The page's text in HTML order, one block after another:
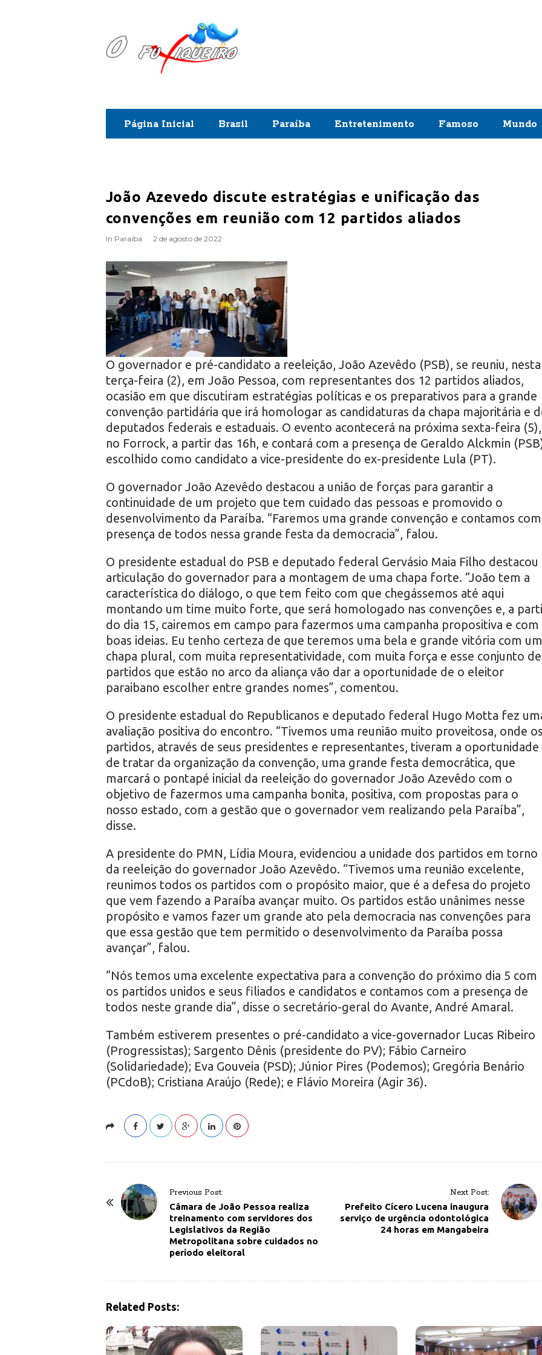
F
x
i
u
e
i
r
o
Página Inicial Brasil Paraíba Entretenimento Famoso Mundo
João Azevedo discute estratégias e unificação das
convenções em reunião com 12 partidos aliados
In Paraíba 2 de agosto de 2022
O governador e pré-candidato a reeleição, João Azevêdo (PSB), se reuniu, nesta
terça-feira (2), em João Pessoa, com representantes dos 12 partidos aliados,
ocasião em que discutiram estratégias políticas e os preparativos para a grande
convenção partidária que irá homologar as candidaturas da chapa majoritária e
deputados federais e estaduais. O evento acontecerá na próxima sexta-feira (5),
no Forrock, a partir das 16h, e contará com a presença de Geraldo Alckmin
escolhido como candidato a vice-presidente do ex-presidente Lula (PT).
O governador João Azevêdo destacou a união de forças para garantir a
continuidade de um projeto que tem cuidado das pessoas e promovido o
desenvolvimento da Paraíba. “Faremos uma grande convenção e contamos
presença de todos nessa grande festa da democracia”, falou.
O presidente estadual do PSB e deputado federal Gervásio Maia Filho destacou
articulação do governador para a montagem de uma chapa forte. “João tem a
característica do diálogo, o que tem feito com que chegássemos até aqui
montando um time muito forte, que será homologado nas convenções e, a
do dia 15, cairemos em campo para fazermos uma campanha propositiva e com
boas ideias. Eu tenho certeza de que teremos uma bela e grande vitória com
chapa plural, com muita representatividade, com muita força e esse conjunto de
partidos que estão no arco da aliança vão dar a oportunidade de o eleitor
paraibano escolher entre grandes nomes”, comentou.
O presidente estadual do Republicanos e deputado federal Hugo Motta fez
avaliação positiva do encontro. “Tivemos uma reunião muito proveitosa, onde os
partidos, através de seus presidentes e representantes, tiveram a oportunidade
de tratar da organização da convenção, uma grande festa democrática, que
marcará o pontapé inicial da reeleição do governador João Azevêdo com o
objetivo de fazermos uma campanha bonita, positiva, com propostas para o
nosso estado, com a gestão que o governador vem realizando pela Paraíba”,
disse.
A presidente do PMN, Lídia Moura, evidenciou a unidade dos partidos em torno
da reeleição do governador João Azevêdo. “Tivemos uma reunião excelente,
reunimos todos os partidos com o propósito maior, que é a defesa do projeto
que vem fazendo a Paraíba avançar muito. Os partidos estão unânimes nesse
propósito e vamos fazer um grande ato pela democracia nas convenções para
que essa gestão que tem permitido o desenvolvimento da Paraíba possa
avançar”, falou.
“Nós temos uma excelente expectativa para a convenção do próximo dia 5 com
os partidos unidos e seus filiados e candidatos e contamos com a presença de
todos neste grande dia”, disse o secretário-geral do Avante, André Amaral.
Também estiverem presentes o pré-candidato a vice-governador Lucas Ribeiro
(Progressistas); Sargento Dênis (presidente do PV); Fábio Carneiro
(Solidariedade); Eva Gouveia (PSD); Júnior Pires (Podemos); Gregória Benário
(PCdoB); Cristiana Araújo (Rede); e Flávio Moreira (Agir 36).
Previous Post:
Câmara de João Pessoa realiza
treinamento com servidores dos
Legislativos da Região
Metropolitana sobre cuidados no
período eleitoral
Next Post:
Prefeito Cícero Lucena inaugura
serviço de urgência odontológica
24 horas em Mangabeira
Related Posts: